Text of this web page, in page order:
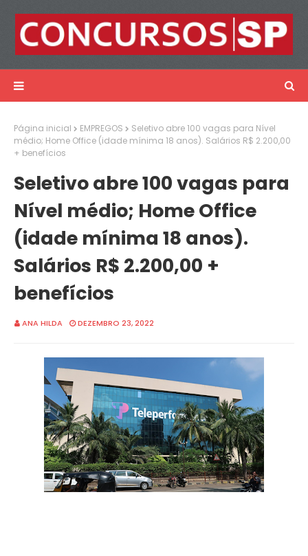
Página inicial EMPREGOS
Seletivo abre 100 vagas para Nível
médio; Home Office (idade mínima 18 anos). Salários R$ 2.200,00
+ benefícios
Seletivo abre 100 vagas para
Nível médio; Home Office
(idade mínima 18 anos).
Salários R$ 2.200,00 +
benefícios
ANA HILDA DEZEMBRO 23, 2022